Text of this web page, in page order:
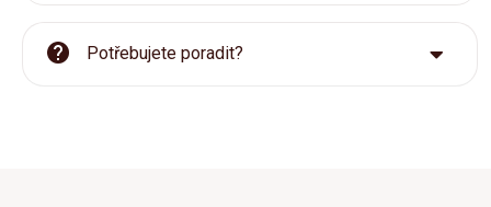
Potřebujete poradit?